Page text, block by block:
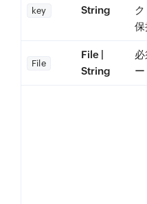
key String
保
File
File |
String